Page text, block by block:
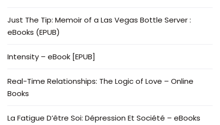
Just The Tip: Memoir of a Las Vegas Bottle Server :
eBooks (EPUB)
Intensity – eBook [EPUB]
Real-Time Relationships: The Logic of Love – Online
Books
La Fatigue D’être Soi: Dépression Et Société – eBooks